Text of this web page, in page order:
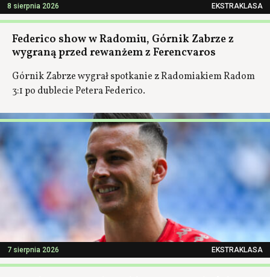
8 sierpnia 2026 EKSTRAKLASA
Federico show w Radomiu, Górnik Zabrze z
wygraną przed rewanżem z Ferencvaros
Górnik Zabrze wygrał spotkanie z Radomiakiem Radom
3:1 po dublecie Petera Federico.
7 sierpnia 2026 EKSTRAKLASA